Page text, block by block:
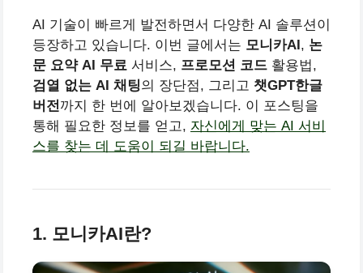
AI 기술이 빠르게 발전하면서 다양한 AI 솔루션이
등장하고 있습니다. 이번 글에서는 모니카AI, 논
문 요약 AI 무료 서비스, 프로모션 코드 활용법,
검열 없는 AI 채팅의 장단점, 그리고 챗GPT한글
버전 까지 한 번에 알아보겠습니다. 이 포스팅을
통해 필요한 정보를 얻고, 자신에게 맞는 AI 서비
스를 찾는 데 도움이 되길 바랍니다.
1. 모니카AI란?